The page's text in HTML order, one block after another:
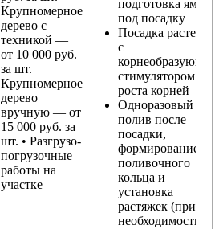
Крупномерное
дерево с
техникой —
от 10 000 руб.
за шт.
Крупномерное
дерево
вручную — от
15 000 руб. за
шт. • Разгрузо-
погрузочные
работы на
участке
подготовка ямы
под посадку
Посадка растения
с
корнеобразующим
стимулятором
роста корней
Одноразовый
полив после
посадки,
формирование
поливочного
кольца и
установка
растяжек (при
необходимости)